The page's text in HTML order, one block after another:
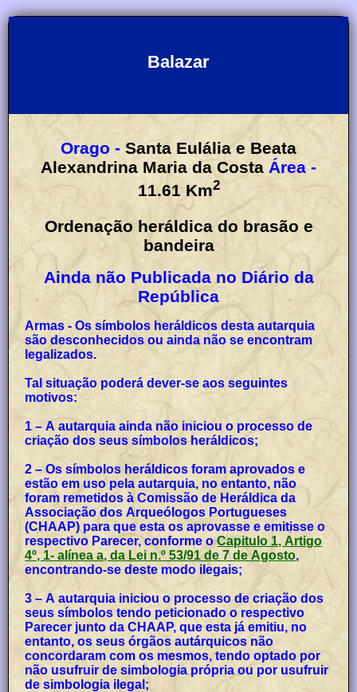
Balazar
Orago - Santa Eulália e Beata
Alexandrina Maria da Costa Área -
11.61 Km2
Ordenação heráldica do brasão e
bandeira
Ainda não Publicada no Diário da
República
Armas - Os símbolos heráldicos desta autarquia
são desconhecidos ou ainda não se encontram
legalizados.
Tal situação poderá dever-se aos seguintes
motivos:
1 – A autarquia ainda não iniciou o processo de
criação dos seus símbolos heráldicos;
2 – Os símbolos heráldicos foram aprovados e
estão em uso pela autarquia, no entanto, não
foram remetidos à Comissão de Heráldica da
Associação dos Arqueólogos Portugueses
(CHAAP) para que esta os aprovasse e emitisse o
respectivo Parecer, conforme oCapitulo 1, Artigo
4º, 1- alínea a, da Lei n.º 53/91 de 7 de Agosto,
encontrando-se deste modo ilegais;
3 – A autarquia iniciou o processo de criação dos
seus símbolos tendo peticionado o respectivo
Parecer junto da CHAAP, que esta já emitiu, no
entanto, os seus órgãos autárquicos não
concordaram com os mesmos, tendo optado por
não usufruir de simbologia própria ou por usufruir
de simbologia ilegal;